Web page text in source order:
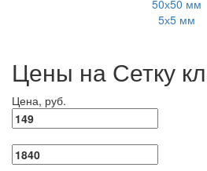
50х50 мм
5х5 мм
Цены на Сетку
Цена, руб.